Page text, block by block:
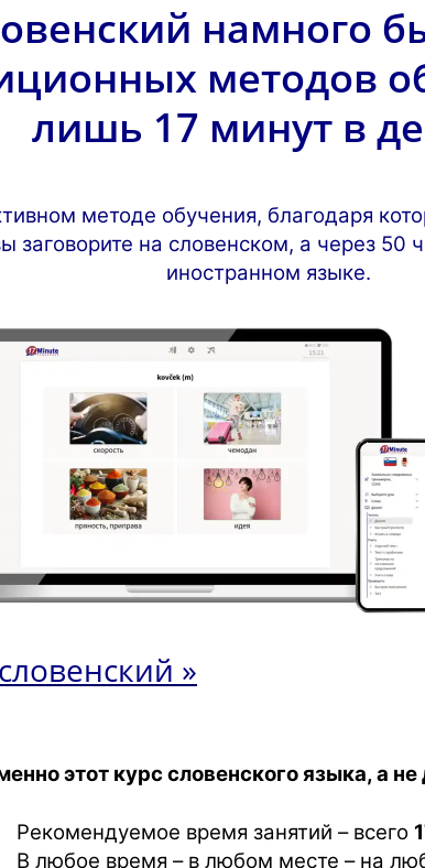
намного
методов
лишь 17 минут в
методе обучения, благодаря
заговорите на словенском, а через 50
иностранном языке.
»
этот курс словенского языка, а
Рекомендуемое время занятий – всего
В любое время – в любом месте – на